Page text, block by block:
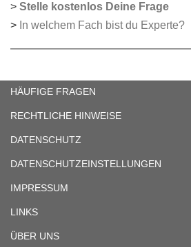
> Stelle kostenlos Deine Frage
> In welchem Fach bist du Experte?
HÄUFIGE FRAGEN
RECHTLICHE HINWEISE
DATENSCHUTZ
DATENSCHUTZEINSTELLUNGEN
IMPRESSUM
LINKS
ÜBER UNS